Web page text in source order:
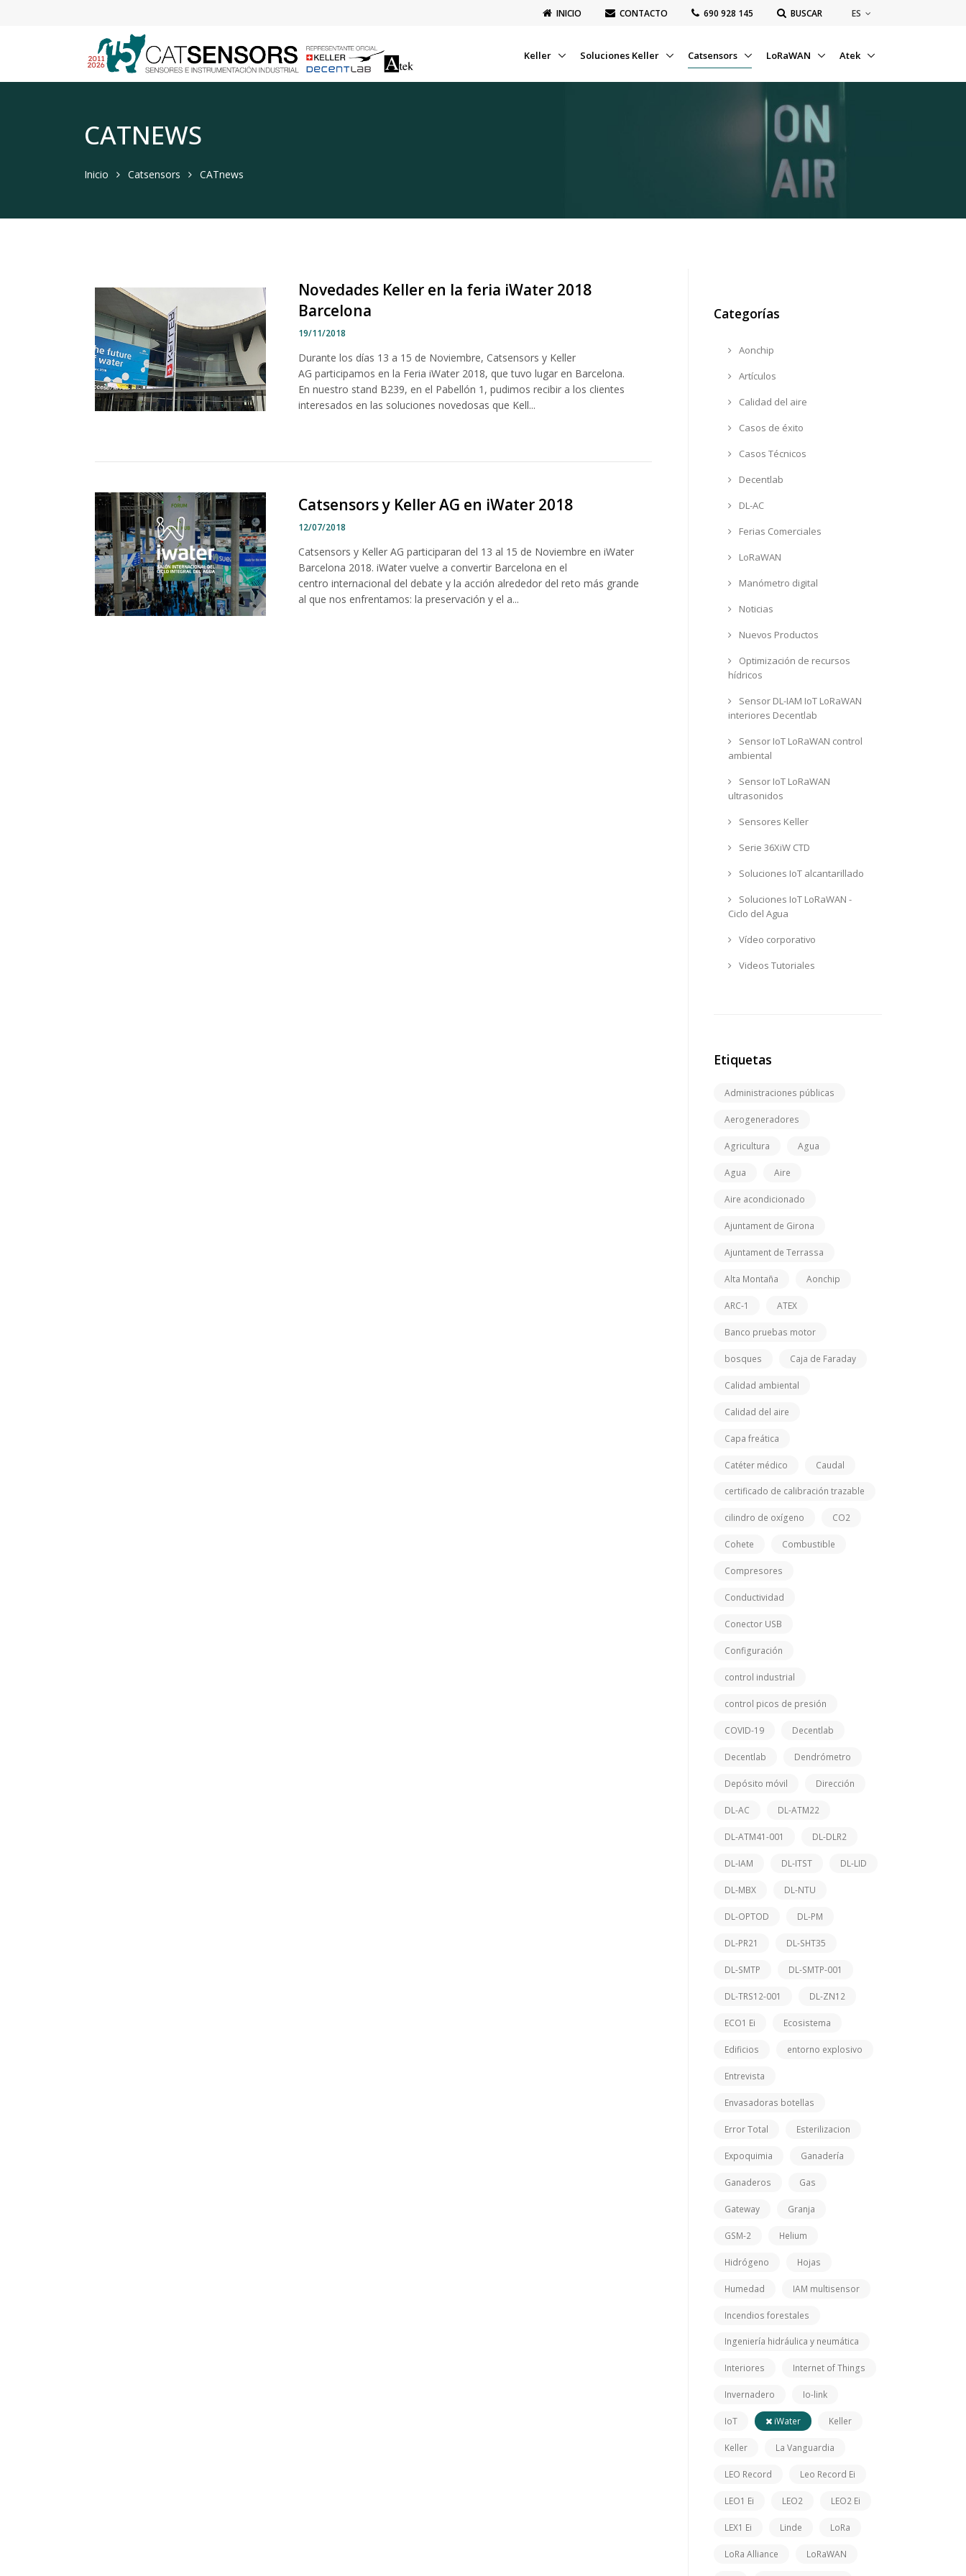
INICIO CONTACTO ‭690 928 145‬ BUSCAR ES
Keller Soluciones Keller Catsensors LoRaWAN Atek
CATNEWS
Inicio Catsensors CATnews
Novedades Keller en la feria iWater 2018
Barcelona
19/11/2018
Durante los días 13 a 15 de Noviembre, Catsensors y Keller
AG participamos en la Feria iWater 2018, que tuvo lugar en Barcelona.
En nuestro stand B239, en el Pabellón 1, pudimos recibir a los clientes
interesados en las soluciones novedosas que Kell...
Catsensors y Keller AG en iWater 2018
12/07/2018
Catsensors y Keller AG participaran del 13 al 15 de Noviembre en iWater
Barcelona 2018. iWater vuelve a convertir Barcelona en el
centro internacional del debate y la acción alrededor del reto más grande
al que nos enfrentamos: la preservación y el a...
Categorías
Aonchip
Artículos
Calidad del aire
Casos de éxito
Casos Técnicos
Decentlab
DL-AC
Ferias Comerciales
LoRaWAN
Manómetro digital
Noticias
Nuevos Productos
Optimización de recursos
hídricos
Sensor DL-IAM IoT LoRaWAN
interiores Decentlab
Sensor IoT LoRaWAN control
ambiental
Sensor IoT LoRaWAN
ultrasonidos
Sensores Keller
Serie 36XiW CTD
Soluciones IoT alcantarillado
Soluciones IoT LoRaWAN -
Ciclo del Agua
Vídeo corporativo
Videos Tutoriales
Etiquetas
Administraciones públicas
Aerogeneradores
Agricultura Agua
Agua Aire
Aire acondicionado
Ajuntament de Girona
Ajuntament de Terrassa
Alta Montaña Aonchip
ARC-1 ATEX
Banco pruebas motor
bosques Caja de Faraday
Calidad ambiental
Calidad del aire
Capa freática
Catéter médico Caudal
certificado de calibración trazable
cilindro de oxígeno CO2
Cohete Combustible
Compresores
Conductividad
Conector USB
Configuración
control industrial
control picos de presión
COVID-19 Decentlab
Decentlab Dendrómetro
Depósito móvil Dirección
DL-AC DL-ATM22
DL-ATM41-001 DL-DLR2
DL-IAM DL-ITST DL-LID
DL-MBX DL-NTU
DL-OPTOD DL-PM
DL-PR21 DL-SHT35
DL-SMTP DL-SMTP-001
DL-TRS12-001 DL-ZN12
ECO1 Ei Ecosistema
Edificios entorno explosivo
Entrevista
Envasadoras botellas
Error Total Esterilizacion
Expoquimia Ganadería
Ganaderos Gas
Gateway Granja
GSM-2 Helium
Hidrógeno Hojas
Humedad IAM multisensor
Incendios forestales
Ingeniería hidráulica y neumática
Interiores Internet of Things
Invernadero Io-link
IoT iWater Keller
Keller La Vanguardia
LEO Record Leo Record Ei
LEO1 Ei LEO2 LEO2 Ei
LEX1 Ei Linde LoRa
LoRa Alliance LoRaWAN